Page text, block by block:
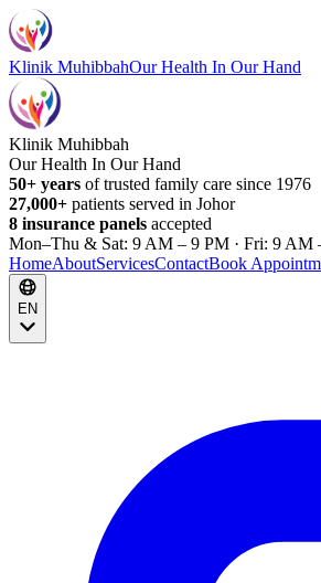
Klinik MuhibbahOur Health In Our Hand
Klinik Muhibbah
Our Health In Our Hand
50+ years of trusted family care since 1976
27,000+ patients served in Johor
8 insurance panels accepted
Mon–Thu & Sat: 9 AM – 9 PM · Fri: 9 AM
HomeAboutServicesContactBook
EN